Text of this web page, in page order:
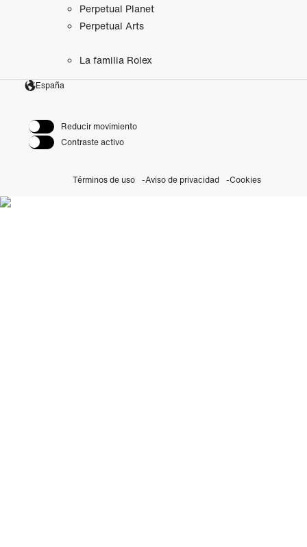
Perpetual Planet
Perpetual Arts
La familia Rolex
España
Reducir movimiento
Contraste activo
Términos de uso Aviso de privacidad Cookies